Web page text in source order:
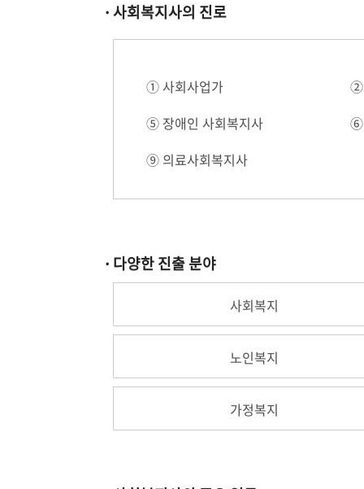
사회복지사의 진로
① 사회사업가
②
⑤ 장애인 사회복지사
⑥
⑨ 의료사회복지사
다양한 진출 분야
사회복지
노인복지
가정복지